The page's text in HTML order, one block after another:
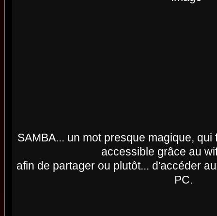
SAMBA... un mot presque magique,
accessible grâce au
afin de partager ou plutôt... d'accéder
PC.